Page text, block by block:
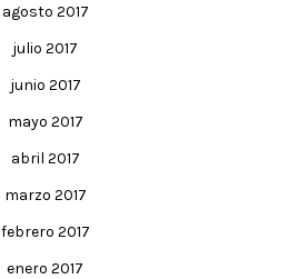
agosto 2017
julio 2017
junio 2017
mayo 2017
abril 2017
marzo 2017
febrero 2017
enero 2017